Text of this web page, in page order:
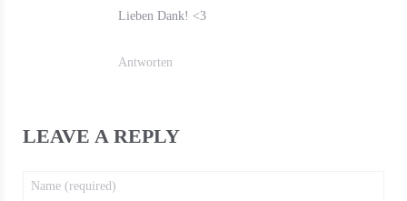
Lieben Dank! <3
Antworten
LEAVE A REPLY